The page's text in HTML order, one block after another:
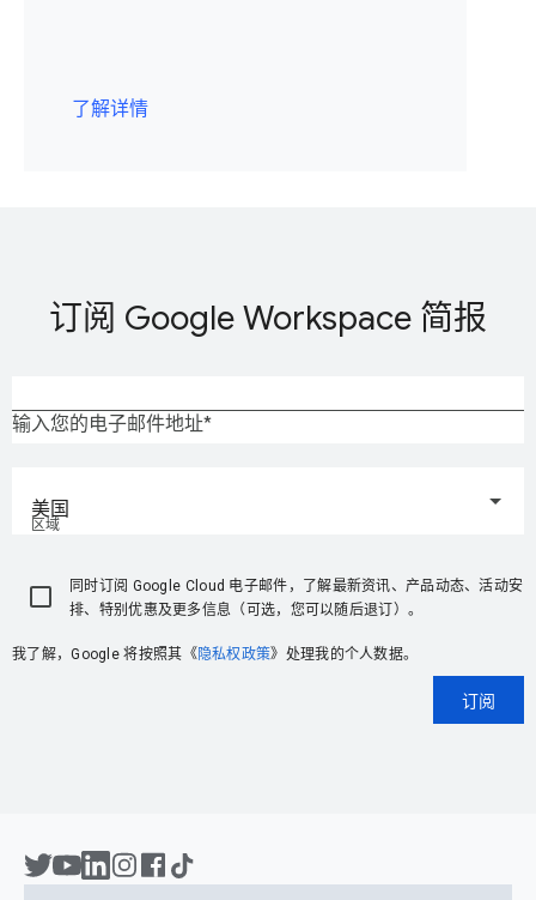
了解详情
订阅 Google Workspace 简报
输入您的电子邮件地址
区域
美国
同时订阅 Google Cloud 电子邮件，了解最新资讯、产品动态、活动安
排、特别优惠及更多信息（可选，您可以随后退订）。
我了解，Google 将按照其《隐私权政策》处理我的个人数据。
订阅